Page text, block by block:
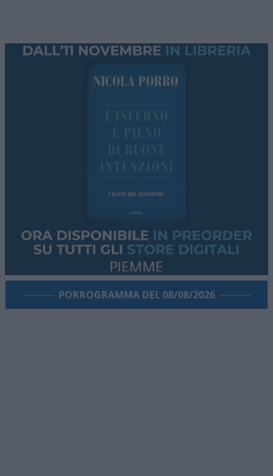
PORROGRAMMA DEL 08/08/2026